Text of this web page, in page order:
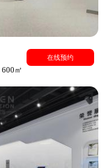
600㎡
在线预约